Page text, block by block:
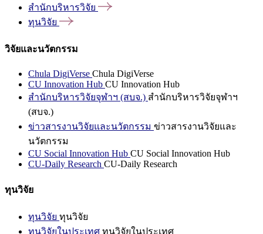
สำนักบริหารวิจัย
ทุนวิจัย
วิจัยและนวัตกรรม
Chula DigiVerse Chula DigiVerse
CU Innovation Hub CU Innovation Hub
สำนักบริหารวิจัยจุฬาฯ (สบจ.) สำนักบริหารวิจัยจุฬาฯ
(สบจ.)
ข่าวสารงานวิจัยและนวัตกรรม ข่าวสารงานวิจัยและ
นวัตกรรม
CU Social Innovation Hub CU Social Innovation Hub
CU-Daily Research CU-Daily Research
ทุนวิจัย
ทุนวิจัย ทุนวิจัย
ทุนวิจัยในประเทศ ทุนวิจัยในประเทศ